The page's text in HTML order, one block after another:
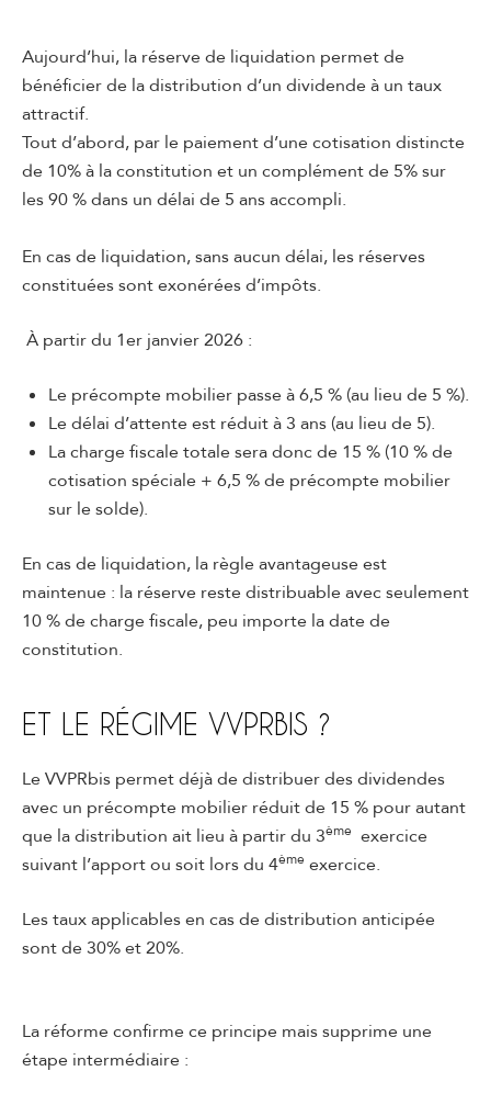
Aujourd’hui, la réserve de liquidation permet de
bénéficier de la distribution d’un dividende à un taux
attractif.
Tout d’abord, par le paiement d’une cotisation distincte
de 10% à la constitution et un complément de 5% sur
les 90 % dans un délai de 5 ans accompli.
En cas de liquidation, sans aucun délai, les réserves
constituées sont exonérées d’impôts.
À partir du 1er janvier 2026 :
Le précompte mobilier passe à 6,5 % (au lieu de 5 %).
Le délai d’attente est réduit à 3 ans (au lieu de 5).
La charge fiscale totale sera donc de 15 % (10 % de
cotisation spéciale + 6,5 % de précompte mobilier
sur le solde).
En cas de liquidation, la règle avantageuse est
maintenue : la réserve reste distribuable avec seulement
10 % de charge fiscale, peu importe la date de
constitution.
ET LE RÉGIME VVPRBIS ?
Le VVPRbis permet déjà de distribuer des dividendes
avec un précompte mobilier réduit de 15 % pour autant
que la distribution ait lieu à partir du 3ème exercice
suivant l’apport ou soit lors du 4ème exercice.
Les taux applicables en cas de distribution anticipée
sont de 30% et 20%.
La réforme confirme ce principe mais supprime une
étape intermédiaire :